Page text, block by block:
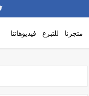
متجرنا للتبرع فيديوهاتنا